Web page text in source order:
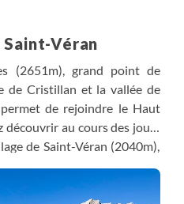
Véran
(2651m), grand point de
de Cristillan et la vallée de
de rejoindre le Haut
au cours des jours
de Saint-Véran (2040m),